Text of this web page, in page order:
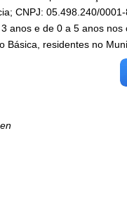
CNPJ: 05.498.240/
anos e de 0 a 5 anos nos
Básica, residentes no